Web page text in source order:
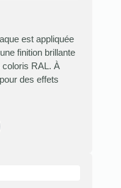
est appliquée
finition brillante
coloris RAL. À
des effets